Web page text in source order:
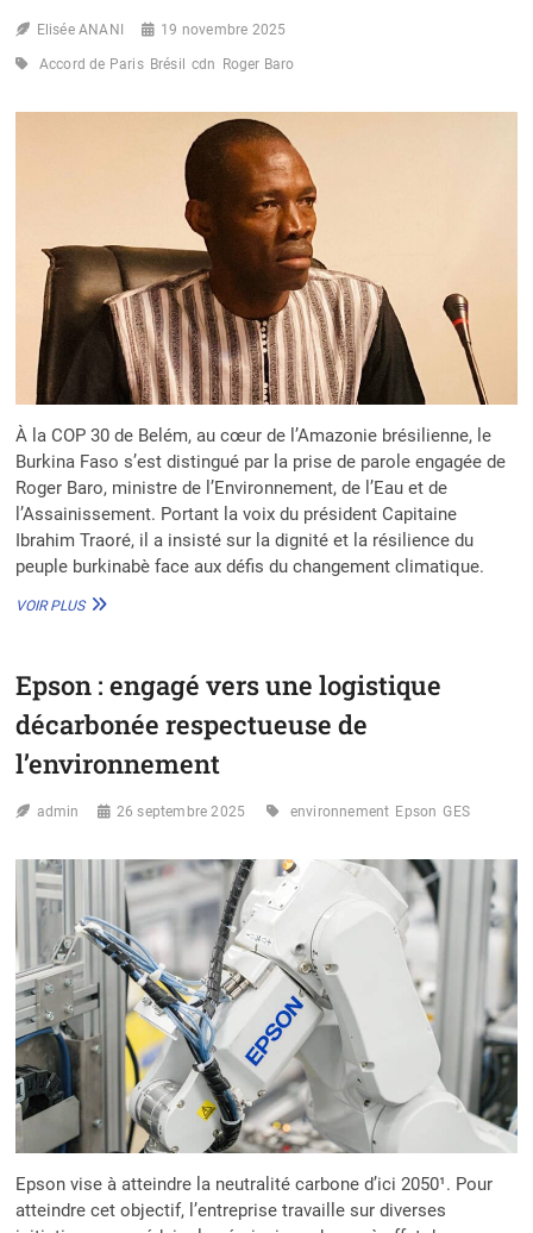
BÉNINOISE
Elisée ANANI 19 novembre 2025
Accord de Paris Brésil cdn Roger Baro
À la COP 30 de Belém, au cœur de l’Amazonie brésilienne, le
Burkina Faso s’est distingué par la prise de parole engagée de
Roger Baro, ministre de l’Environnement, de l’Eau et de
l’Assainissement. Portant la voix du président Capitaine
Ibrahim Traoré, il a insisté sur la dignité et la résilience du
peuple burkinabè face aux défis du changement climatique.
VOIR PLUSCOP
BARO,
BURKINABÈ
UNE
CLIMATIQUE
L’AFRIQUE
Epson : engagé vers une logistique
décarbonée respectueuse de
l’environnement
admin 26 septembre 2025 environnement Epson GES
Epson vise à atteindre la neutralité carbone d’ici 2050¹. Pour
atteindre cet objectif, l’entreprise travaille sur diverses